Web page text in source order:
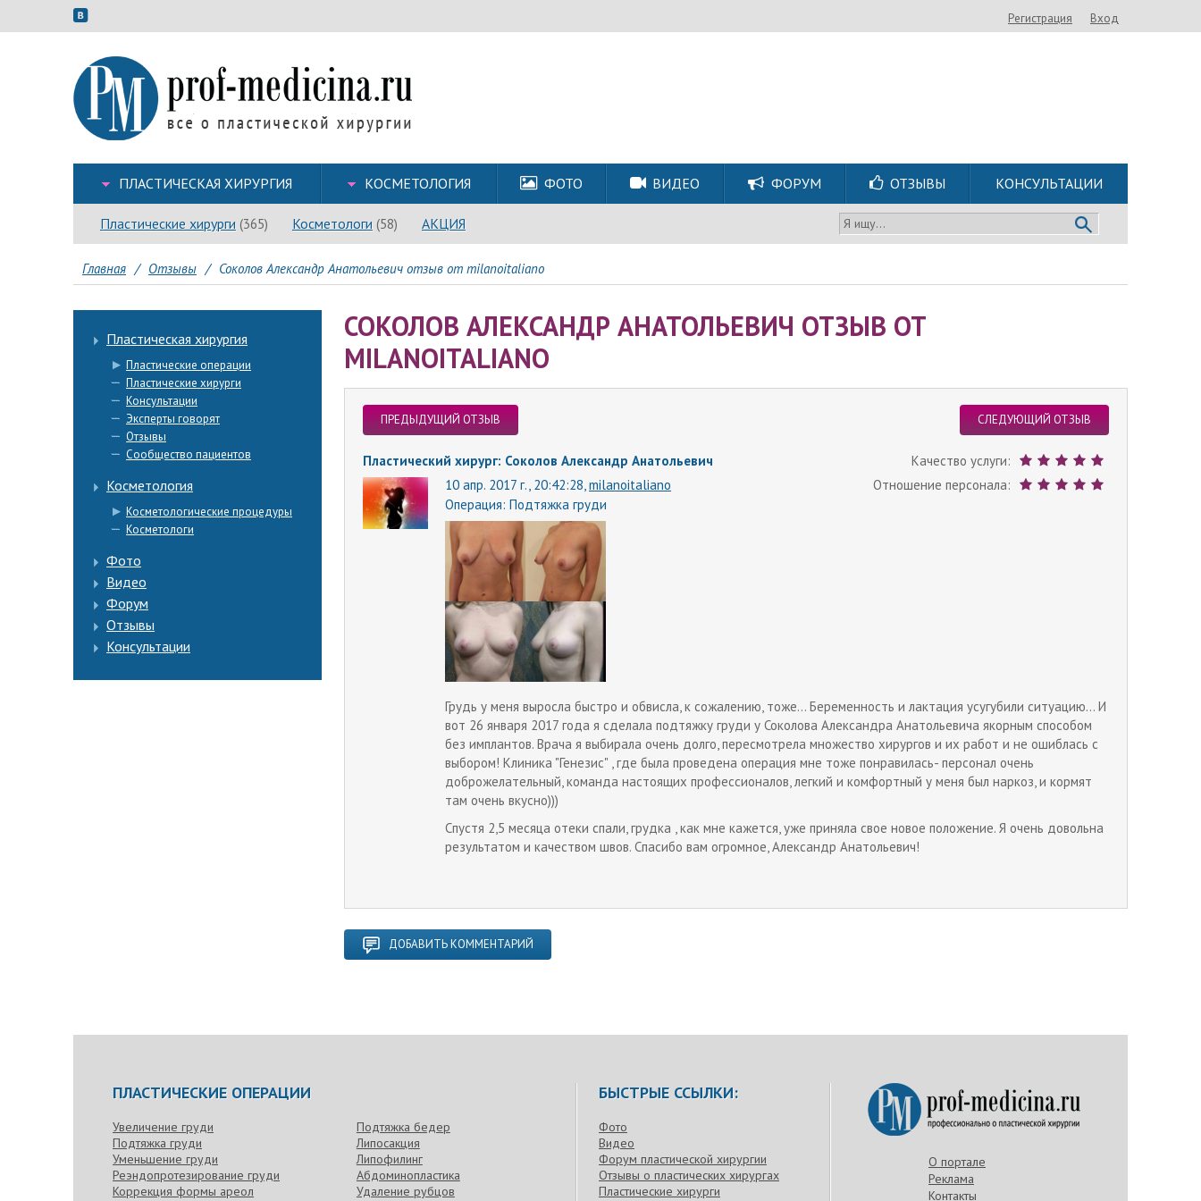
Регистрация Вход
ПЛАСТИЧЕСКАЯ ХИРУРГИЯ КОСМЕТОЛОГИЯ ФОТО ВИДЕО ФОРУМ ОТЗЫВЫ КОНСУЛЬТАЦИИ
Пластические хирурги (365) Косметологи (58) АКЦИЯ Я ищу...
Главная / Отзывы / Соколов Александр Анатольевич отзыв от milanoitaliano
Пластическая хирургия
Пластические операции
Пластические хирурги
Консультации
Эксперты говорят
Отзывы
Сообщество пациентов
Косметология
Косметологические процедуры
Косметологи
Фото
Видео
Форум
Отзывы
Консультации
СОКОЛОВ АЛЕКСАНДР АНАТОЛЬЕВИЧ ОТЗЫВ ОТ
MILANOITALIANO
ПРЕДЫДУЩИЙ ОТЗЫВ СЛЕДУЮЩИЙ ОТЗЫВ
Качество услуги:
Отношение персонала:
Пластический хирург: Соколов Александр Анатольевич
10 апр. 2017 г., 20:42:28, milanoitaliano
Операция: Подтяжка груди
Грудь у меня выросла быстро и обвисла, к сожалению, тоже... Беременность и лактация усугубили ситуацию... И
вот 26 января 2017 года я сделала подтяжку груди у Соколова Александра Анатольевича якорным способом
без имплантов. Врача я выбирала очень долго, пересмотрела множество хирургов и их работ и не ошиблась с
выбором! Клиника "Генезис" , где была проведена операция мне тоже понравилась- персонал очень
доброжелательный, команда настоящих профессионалов, легкий и комфортный у меня был наркоз, и кормят
там очень вкусно)))
Спустя 2,5 месяца отеки спали, грудка , как мне кажется, уже приняла свое новое положение. Я очень довольна
результатом и качеством швов. Спасибо вам огромное, Александр Анатольевич!
ДОБАВИТЬ КОММЕНТАРИЙ
ПЛАСТИЧЕСКИЕ ОПЕРАЦИИ
Увеличение груди
Подтяжка груди
Уменьшение груди
Реэндопротезирование груди
Коррекция формы ареол
Подтяжка бедер
Липосакция
Липофилинг
Абдоминопластика
Удаление рубцов
БЫСТРЫЕ ССЫЛКИ:
Фото
Видео
Форум пластической хирургии
Отзывы о пластических хирургах
Пластические хирурги
О портале
Реклама
Контакты